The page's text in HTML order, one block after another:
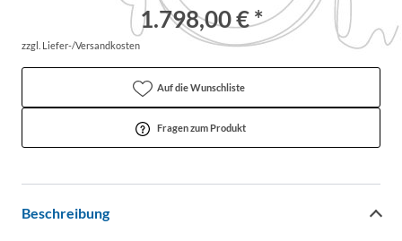
1.798,00 € *
zzgl. Liefer-/Versandkosten
Auf die Wunschliste
Fragen zum Produkt
Beschreibung